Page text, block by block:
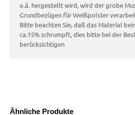
Ähnliche Produkte
o.ä. hergestellt wird, wird der grobe
Grundbezügen für Weißpolster
Bitte beachten Sie, daß das Material
ca.15% schrumpft, dies bitte bei der
berücksichtigen